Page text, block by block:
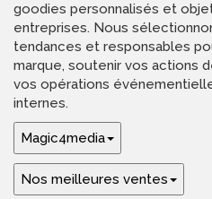
goodies personnalisés et
entreprises. Nous
tendances et responsables
marque, soutenir vos actions
vos opérations
internes.
Magic4media
Nos meilleures ventes